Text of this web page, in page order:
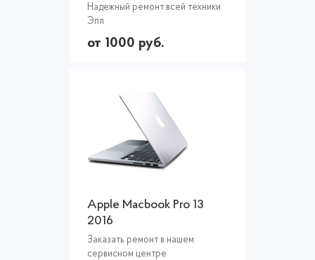
Надежный ремонт всей техники
Эпл
от 1000 руб.
Apple Macbook Pro 13
2016
Заказать ремонт в нашем
сервисном центре